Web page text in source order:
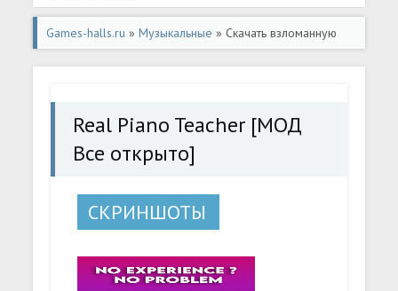
Games-halls.ru »Музыкальные » Скачать взломанную
Real Piano Teacher [МОД Все открыто] - полная версия
Real Piano Teacher [МОД
Все открыто]
СКРИНШОТЫ